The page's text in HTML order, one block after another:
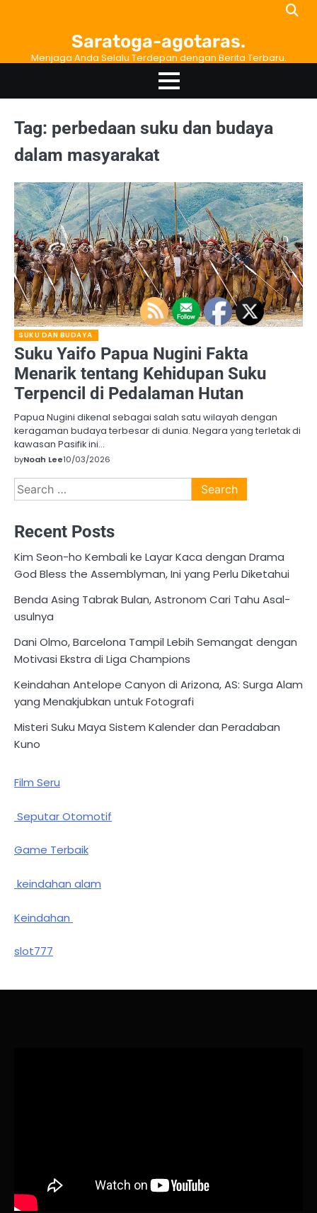
Saratoga-agotaras.
Menjaga Anda Selalu Terdepan dengan Berita Terbaru.
Tag: perbedaan suku dan budaya
dalam masyarakat
SUKU DAN BUDAYA
Suku Yaifo Papua Nugini Fakta
Menarik tentang Kehidupan Suku
Terpencil di Pedalaman Hutan
Papua Nugini dikenal sebagai salah satu wilayah dengan
keragaman budaya terbesar di dunia. Negara yang terletak di
kawasan Pasifik ini…
byNoah Lee10/03/2026
Search
for:
Recent Posts
Kim Seon-ho Kembali ke Layar Kaca dengan Drama
God Bless the Assemblyman, Ini yang Perlu Diketahui
Benda Asing Tabrak Bulan, Astronom Cari Tahu Asal-
usulnya
Dani Olmo, Barcelona Tampil Lebih Semangat dengan
Motivasi Ekstra di Liga Champions
Keindahan Antelope Canyon di Arizona, AS: Surga Alam
yang Menakjubkan untuk Fotografi
Misteri Suku Maya Sistem Kalender dan Peradaban
Kuno
Film Seru
Seputar Otomotif
Game Terbaik
keindahan alam
Keindahan
slot777